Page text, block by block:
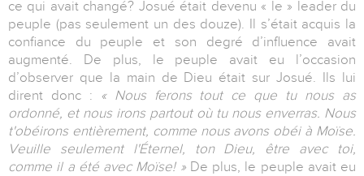
ce qui avait changé? Josué était devenu « le » leader du
peuple (pas seulement un des douze). Il s’était acquis la
confiance du peuple et son degré d’influence avait
augmenté. De plus, le peuple avait eu l’occasion
d’observer que la main de Dieu était sur Josué. Ils lui
dirent donc :
« Nous ferons tout ce que tu nous as
ordonné, et nous irons partout où tu nous enverras. Nous
t'obéirons entièrement, comme nous avons obéi à Moïse.
Veuille seulement l'Éternel, ton Dieu, être avec toi,
comme il a été avec Moïse! »De plus, le peuple avait eu